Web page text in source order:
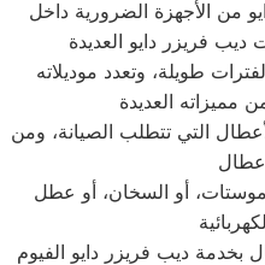
من الأجهزة الضرورية داخل
طويلة، وتعدد موديلاته
التي تتطلب الصيانة، ومن
أو السخان، أو عطل
بخدمة ديب فريزر دايو الفيوم